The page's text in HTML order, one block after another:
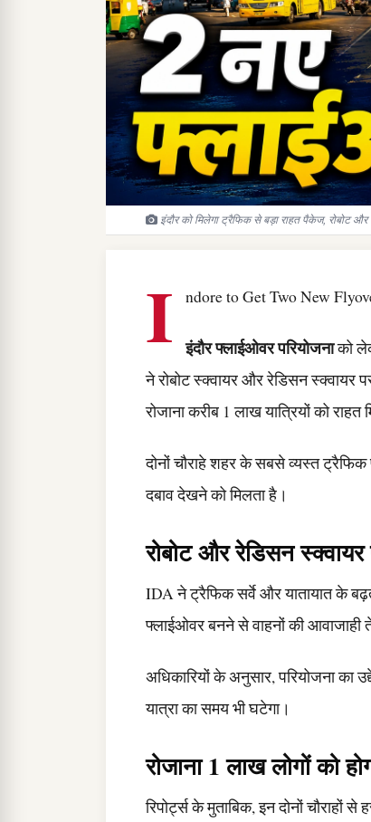
इंदौर को मिलेगा ट्रैफिक से बड़ा राहत पैकेज, रोबोट
I ndore to Get Two New
इंदौर फ्लाईओवर परियोजनाको
ने रोबोट स्क्वायर और रेडिसन स्क्वायर
रोजाना करीब 1 लाख यात्रियों को राहत
दोनों चौराहे शहर के सबसे व्यस्त ट्रैफिक
दबाव देखने को मिलता है।
रोबोट और रेडिसन
IDA ने ट्रैफिक सर्वे और यातायात के
फ्लाईओवर बनने से वाहनों की आवाजाही
अधिकारियों के अनुसार, परियोजना का
यात्रा का समय भी घटेगा।
रोजाना 1 लाख लोगों को
रिपोर्ट्स के मुताबिक, इन दोनों